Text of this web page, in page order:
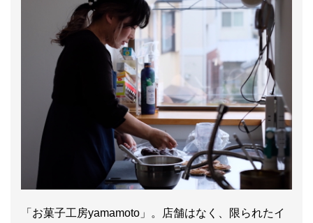
「お菓子工房yamamoto」。店舗はなく、限られたイ